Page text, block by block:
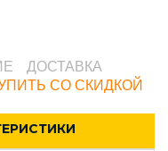
ДОСТАВКА
СО СКИДКОЙ